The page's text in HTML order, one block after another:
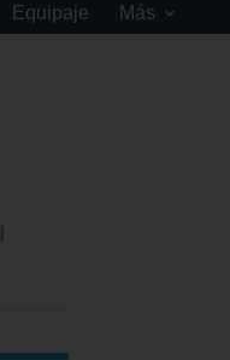
Equipaje Más